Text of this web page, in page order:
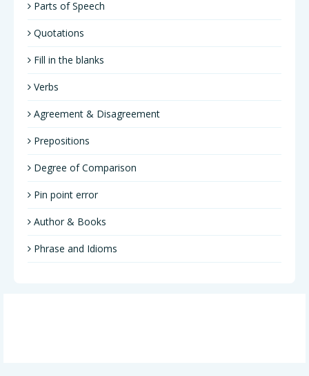
Parts of Speech
Quotations
Fill in the blanks
Verbs
Agreement & Disagreement
Prepositions
Degree of Comparison
Pin point error
Author & Books
Phrase and Idioms